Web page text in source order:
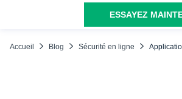
ESSAYEZ
Accueil Blog Sécurité en ligne
Pourquoi est-il important de connaître